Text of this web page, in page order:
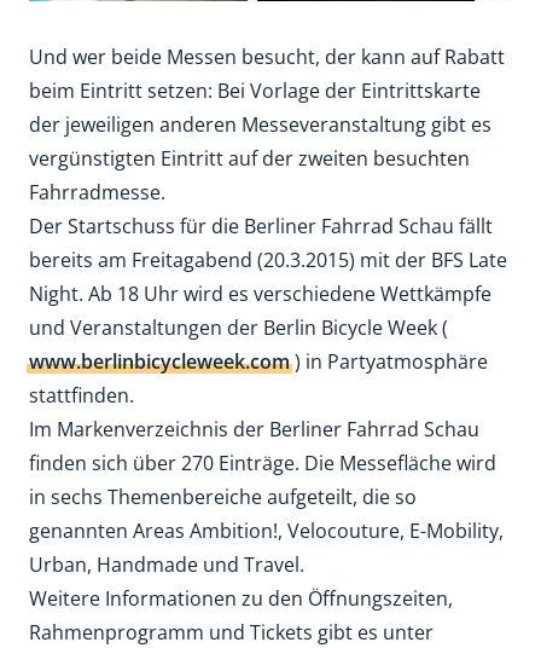
Und wer beide Messen besucht, der kann auf Rabatt
beim Eintritt setzen: Bei Vorlage der Eintrittskarte
der jeweiligen anderen Messeveranstaltung gibt es
vergünstigten Eintritt auf der zweiten besuchten
Fahrradmesse.
Der Startschuss für die Berliner Fahrrad Schau fällt
bereits am Freitagabend (20.3.2015) mit der BFS Late
Night. Ab 18 Uhr wird es verschiedene Wettkämpfe
und Veranstaltungen der Berlin Bicycle Week (
www.berlinbicycleweek.com) in Partyatmosphäre
stattfinden.
Im Markenverzeichnis der Berliner Fahrrad Schau
finden sich über 270 Einträge. Die Messefläche wird
in sechs Themenbereiche aufgeteilt, die so
genannten Areas Ambition!, Velocouture, E-Mobility,
Urban, Handmade und Travel.
Weitere Informationen zu den Öffnungszeiten,
Rahmenprogramm und Tickets gibt es unter